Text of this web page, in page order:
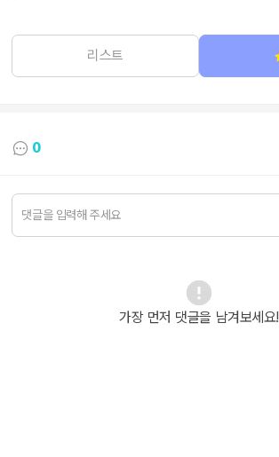
리스트
0
가장 먼저 댓글을 남겨보세요!